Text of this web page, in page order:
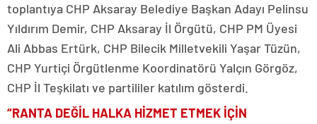
toplantıya CHP Aksaray Belediye Başkan Adayı Pelinsu
Yıldırım Demir, CHP Aksaray İl Örgütü, CHP PM Üyesi
Ali Abbas Ertürk, CHP Bilecik Milletvekili Yaşar Tüzün,
CHP Yurtiçi Örgütlenme Koordinatörü Yalçın Görgöz,
CHP İl Teşkilatı ve partililer katılım gösterdi.
“RANTA DEĞİL HALKA HİZMET ETMEK İÇİN